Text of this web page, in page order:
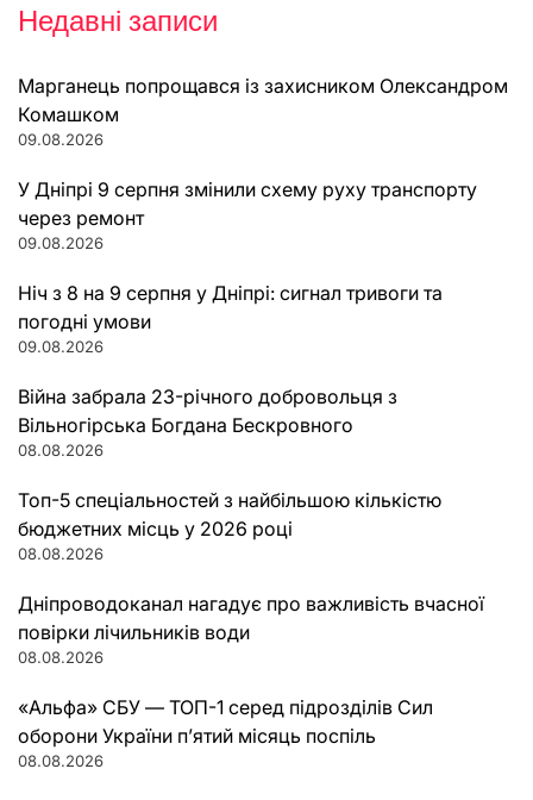
Недавні записи
Марганець попрощався із захисником Олександром
Комашком
09.08.2026
У Дніпрі 9 серпня змінили схему руху транспорту
через ремонт
09.08.2026
Ніч з 8 на 9 серпня у Дніпрі: сигнал тривоги та
погодні умови
09.08.2026
Війна забрала 23-річного добровольця з
Вільногірська Богдана Бескровного
08.08.2026
Топ-5 спеціальностей з найбільшою кількістю
бюджетних місць у 2026 році
08.08.2026
Дніпроводоканал нагадує про важливість вчасної
повірки лічильників води
08.08.2026
«Альфа» СБУ — ТОП-1 серед підрозділів Сил
оборони України п’ятий місяць поспіль
08.08.2026